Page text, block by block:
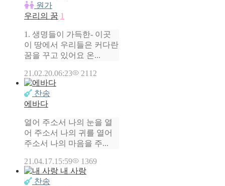
원가
우리의 꿈 1
1. 생명들이 가득한- 이곳
이 땅에서 우리들은 커다란
꿈을 꾸고 있어요 온...
21.02.20.06:23 2112
찬송
에바다
열어 주소서 나의 눈을 열
어 주소서 나의 귀를 열어
주소서 나의 마음을 주...
21.04.17.15:59 1369
찬송